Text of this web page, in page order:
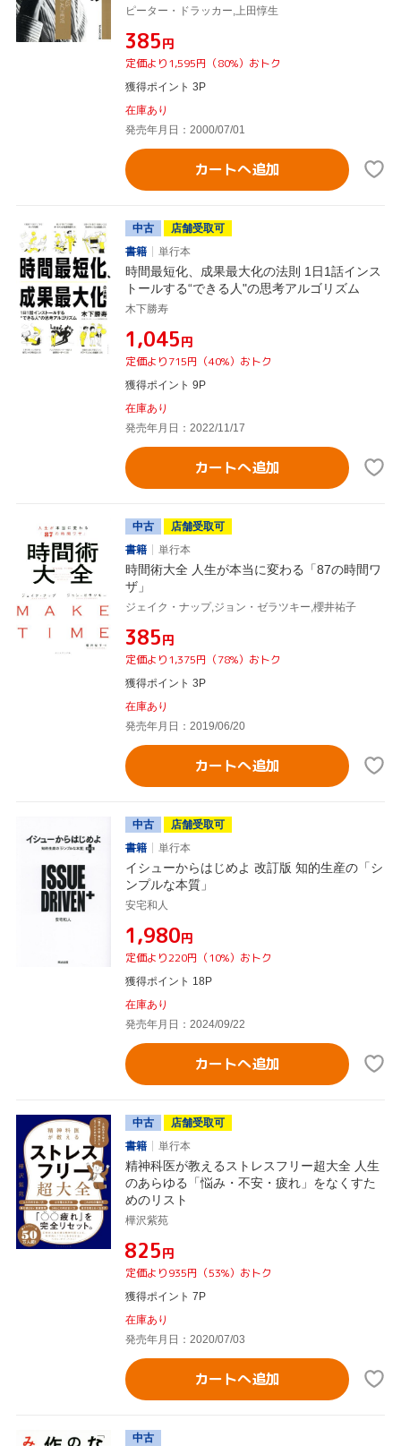
ピーター・ドラッカー,上田惇生
¥385円
定価より1,595円（80%）おトク
獲得ポイント 3P
在庫あり
発売年月日：2000/07/01
カートへ追加
中古
店舗受取可
書籍
単行本
時間最短化、成果最大化の法則 1日1話インス
トールする“できる人"の思考アルゴリズム
木下勝寿
¥1,045円
定価より715円（40%）おトク
獲得ポイント 9P
在庫あり
発売年月日：2022/11/17
カートへ追加
中古
店舗受取可
書籍
単行本
時間術大全 人生が本当に変わる「87の時間ワ
ザ」
ジェイク・ナップ,ジョン・ゼラツキー,櫻井祐子
¥385円
定価より1,375円（78%）おトク
獲得ポイント 3P
在庫あり
発売年月日：2019/06/20
カートへ追加
中古
店舗受取可
書籍
単行本
イシューからはじめよ 改訂版 知的生産の「シ
ンプルな本質」
安宅和人
¥1,980円
定価より220円（10%）おトク
獲得ポイント 18P
在庫あり
発売年月日：2024/09/22
カートへ追加
中古
店舗受取可
書籍
単行本
精神科医が教えるストレスフリー超大全 人生
のあらゆる「悩み・不安・疲れ」をなくすた
めのリスト
樺沢紫苑
¥825円
定価より935円（53%）おトク
獲得ポイント 7P
在庫あり
発売年月日：2020/07/03
カートへ追加
中古